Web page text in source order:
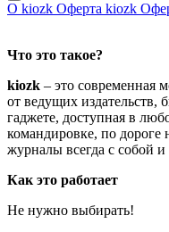
О kiozk Оферта kiozk
Что это такое?
kiozk – это современная
от ведущих издательств,
гаджете, доступная в
командировке, по
журналы всегда с собой
Как это работает
Не нужно выбирать!